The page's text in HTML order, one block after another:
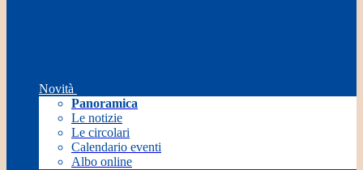
Novità
Panoramica
Le notizie
Le circolari
Calendario eventi
Albo online